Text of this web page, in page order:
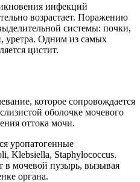
инфекций
возрастает. Поражению
системы: почки,
уретра. Одним из самых
цистит.
которое сопровождается
оболочке мочевого
оттока мочи.
уропатогенные
Klеbsiellа, Stаphylococсus.
в мочевой пузырь, вызывая
органа.